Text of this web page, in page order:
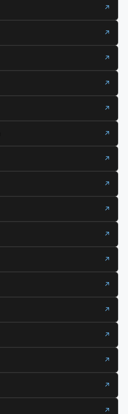
↗
↗
↗
↗
↗
↗
↗
↗
↗
↗
↗
↗
↗
↗
↗
↗
↗